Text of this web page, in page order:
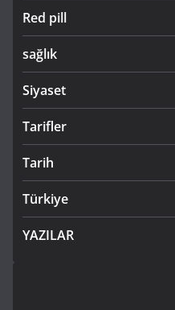
Red pill
sağlık
Siyaset
Tarifler
Tarih
Türkiye
YAZILAR